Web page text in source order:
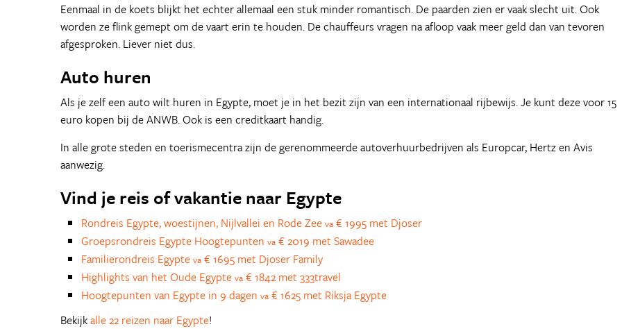
Eenmaal in de koets blijkt het echter allemaal een stuk minder romantisch. De paarden zien er vaak slecht uit. Ook
worden ze flink gemept om de vaart erin te houden. De chauffeurs vragen na afloop vaak meer geld dan van tevoren
afgesproken. Liever niet dus.
Auto huren
Als je zelf een auto wilt huren in Egypte, moet je in het bezit zijn van een internationaal rijbewijs. Je kunt deze voor 15
euro kopen bij de ANWB. Ook is een creditkaart handig.
In alle grote steden en toerismecentra zijn de gerenommeerde autoverhuurbedrijven als Europcar, Hertz en Avis
aanwezig.
Vind je reis of vakantie naar Egypte
Rondreis Egypte, woestijnen, Nijlvallei en Rode Zee va € 1995 met Djoser
Groepsrondreis Egypte Hoogtepunten va € 2019 met Sawadee
Familierondreis Egypte va € 1695 met Djoser Family
Highlights van het Oude Egypte va € 1842 met 333travel
Hoogtepunten van Egypte in 9 dagen va € 1625 met Riksja Egypte
Bekijkalle 22 reizen naar Egypte!